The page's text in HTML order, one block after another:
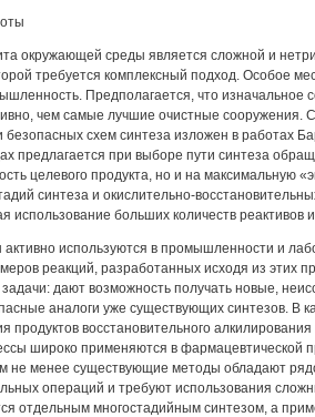
окружающей среды является сложной и
требуется комплексный подход. Особое
Предполагается, что изначальное
чем самые лучшие очистные сооружения.
безопасных схем синтеза изложен в работах
предлагается при выборе пути синтеза
целевого продукта, но и на максимальную
синтеза и окислительно-
использование больших количеств реактивов
используются в промышленности и
реакций, разработанных исходя из этих
дают возможность получать новые,
аналоги уже существующих синтезов. В
продуктов восстановительного
широко применяются в фармацевтической
не менее существующие методы обладают
операций и требуют использования
отдельным многостадийным синтезом, а